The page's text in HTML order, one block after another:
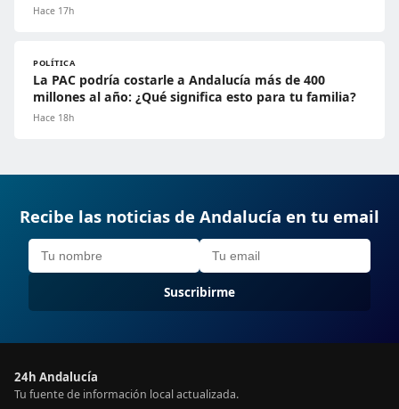
Hace 17h
POLÍTICA
La PAC podría costarle a Andalucía más de 400
millones al año: ¿Qué significa esto para tu familia?
Hace 18h
Recibe las noticias de Andalucía en tu email
Suscribirme
24h Andalucía
Tu fuente de información local actualizada.